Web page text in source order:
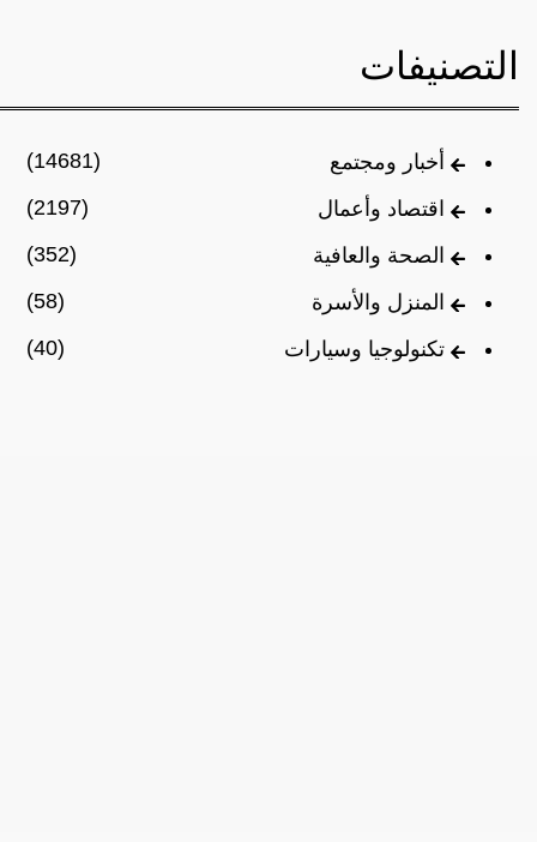
التصنيفات
أخبار ومجتمع
(14681)
اقتصاد وأعمال
(2197)
الصحة والعافية
(352)
المنزل والأسرة
(58)
تكنولوجيا وسيارات
(40)